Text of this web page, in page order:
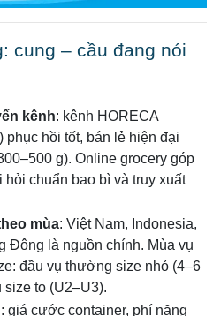
cung – cầu đang nói
kênh: kênh HORECA
phục hồi tốt, bán lẻ hiện đại
g). Online grocery góp
chuẩn bao bì và truy xuất
mùa: Việt Nam, Indonesia,
Đông là nguồn chính. Mùa vụ
đầu vụ thường size nhỏ (4–6
to (U2–U3).
: giá cước container, phí năng